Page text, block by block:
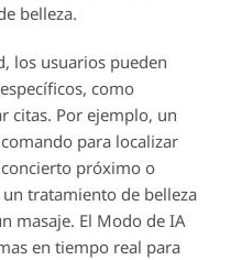
belleza.
los usuarios pueden
como
citas. Por ejemplo, un
para localizar
próximo o
tratamiento de belleza
masaje. El Modo de IA
en tiempo real para